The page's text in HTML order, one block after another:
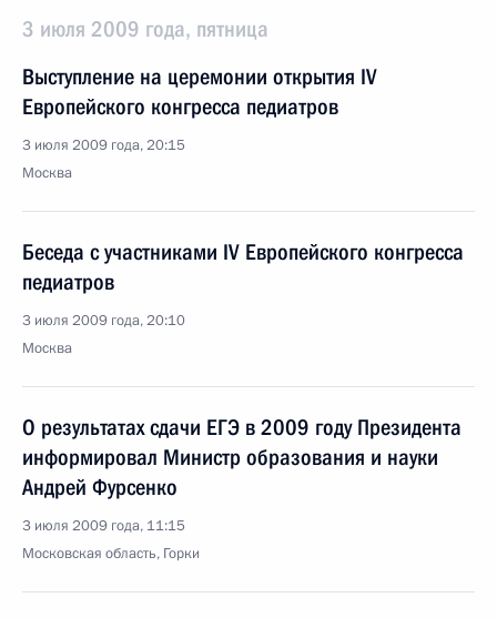
3 июля 2009 года, пятница
Выступление на церемонии открытия IV
Европейского конгресса педиатров
3 июля 2009 года, 20:15
Москва
Беседа с участниками IV Европейского конгресса
педиатров
3 июля 2009 года, 20:10
Москва
О результатах сдачи ЕГЭ в 2009 году Президента
информировал Министр образования и науки
Андрей Фурсенко
3 июля 2009 года, 11:15
Московская область, Горки